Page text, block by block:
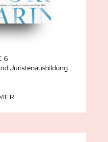
6
Juristenausbildung